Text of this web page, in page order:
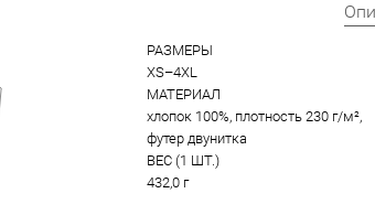
РАЗМЕРЫ
XS–4XL
МАТЕРИАЛ
хлопок 100%, плотность 230 г/м²,
футер двунитка
ВЕС (1 ШТ.)
432,0 г